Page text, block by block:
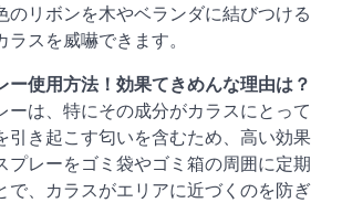
のリボンを木やベランダに結びつける
スを威嚇できます。
ー使用方法！効果てきめんな理由は？
ーは、特にその成分がカラスにとって
引き起こす匂いを含むため、高い効果
プレーをゴミ袋やゴミ箱の周囲に定期
で、カラスがエリアに近づくのを防ぎ